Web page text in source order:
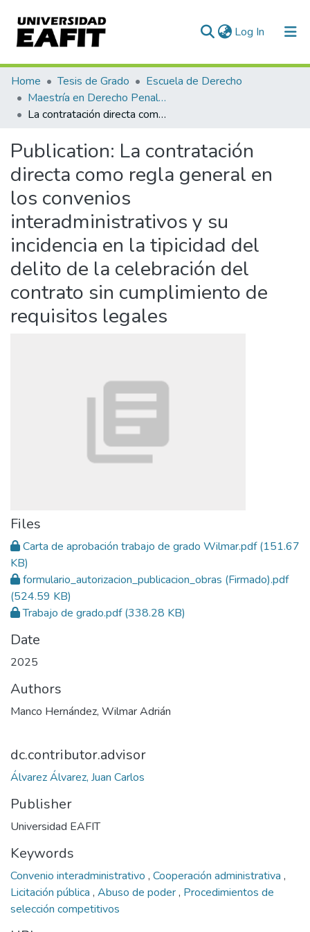
Log In (current)
Statistics
Home Tesis de Grado
Escuela de Derecho
Maestría en Derecho Penal (tesis)
La contratación directa como regla general en los convenios interadministrativos y su incidencia en la tipicidad del delito de la celebración del contrato sin cumplimiento de requisitos legales
Publication: La contratación
directa como regla general en
los convenios
interadministrativos y su
incidencia en la tipicidad del
delito de la celebración del
contrato sin cumplimiento de
requisitos legales
Files
Carta de aprobación trabajo de grado Wilmar.pdf(151.67
KB)
formulario_autorizacion_publicacion_obras (Firmado).pdf
(524.59 KB)
Trabajo de grado.pdf(338.28 KB)
Date
2025
Authors
Manco Hernández, Wilmar Adrián
dc.contributor.advisor
Álvarez Álvarez, Juan Carlos
Publisher
Universidad EAFIT
Keywords
Convenio interadministrativo , Cooperación administrativa ,
Licitación pública , Abuso de poder, Procedimientos de
selección competitivos